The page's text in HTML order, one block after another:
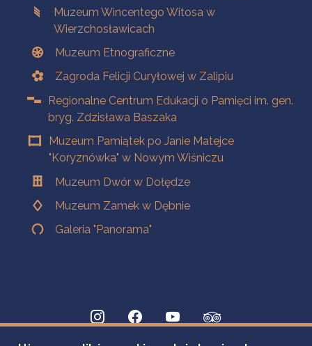
Muzeum Wincentego Witosa w
Wierzchosławicach
Muzeum Etnograficzne
Zagroda Felicji Curyłowej w Zalipiu
Regionalne Centrum Edukacji o Pamięci im. gen.
bryg. Zdzisława Baszaka
Muzeum Pamiątek po Janie Matejce
"Koryznówka" w Nowym Wiśniczu
Muzeum Dwór w Dołędze
Muzeum Zamek w Dębnie
Galeria "Panorama"